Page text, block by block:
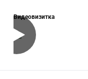
Видеовизитка